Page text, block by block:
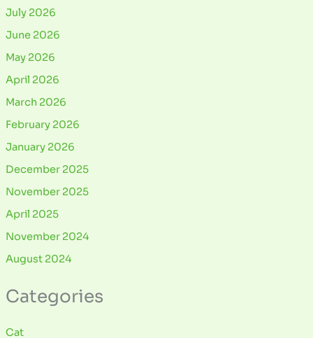
July 2026
June 2026
May 2026
April 2026
March 2026
February 2026
January 2026
December 2025
November 2025
April 2025
November 2024
August 2024
Categories
Cat